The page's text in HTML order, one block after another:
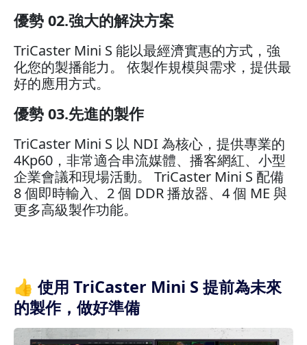
優勢 02.強大的解決方案
TriCaster Mini S 能以最經濟實惠的方式，強
化您的製播能力。 依製作規模與需求，提供最
好的應用方式。
優勢 03.先進的製作
TriCaster Mini S 以 NDI 為核心，提供專業的
4Kp60，非常適合串流媒體、播客網紅、小型
企業會議和現場活動。 TriCaster Mini S 配備
8 個即時輸入、2 個 DDR 播放器、4 個 ME 與
更多高級製作功能。
👍 使用 TriCaster Mini S 提前為未來
的製作，做好準備